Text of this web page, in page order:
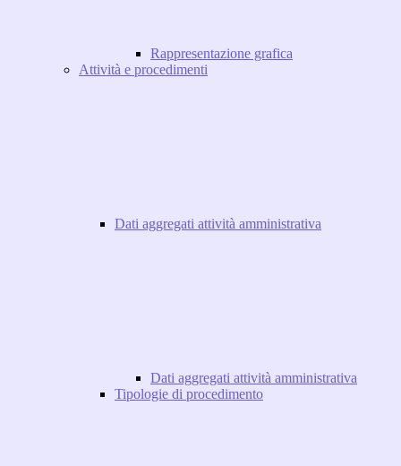
Rappresentazione grafica
Attività e procedimenti
Dati aggregati attività amministrativa
Dati aggregati attività amministrativa
Tipologie di procedimento